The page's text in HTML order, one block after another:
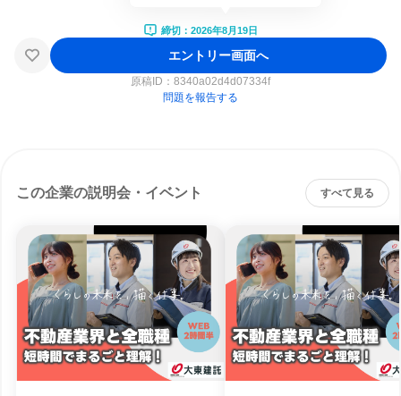
締切：2026年8月19日
エントリー画面へ
原稿ID： 8340a02d4d07334f
問題を報告する
この企業の説明会・イベント すべて見る